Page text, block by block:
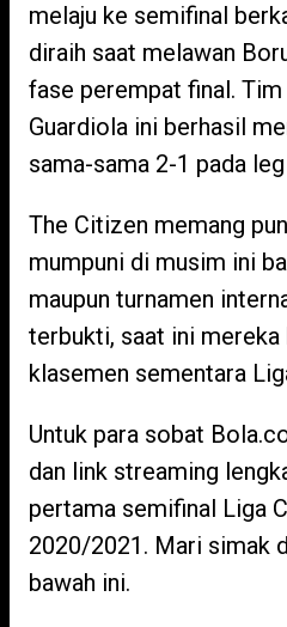
melaju ke semifinal
diraih saat melawan
fase perempat final. Tim
Guardiola ini berhasil
sama-sama 2-1 pada
The Citizen memang
mumpuni di musim ini
maupun turnamen
terbukti, saat ini mereka
klasemen sementara
Untuk para sobat
dan link streaming
pertama semifinal Liga
2020/2021. Mari simak
bawah ini.